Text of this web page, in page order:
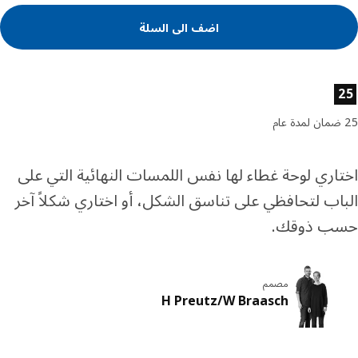
اضف الى السلة
المنتج
لوحة غطاء لها نفس اللمسات النهائية التي على
لتحافظي على تناسق الشكل، أو اختاري شكلاً آخر
ذوقك.
مصمم
H Preutz/W Braasch